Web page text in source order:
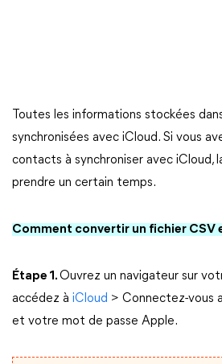
Toutes les informations stockées
synchronisées avec iCloud. Si vous
contacts à synchroniser avec iCloud,
prendre un certain temps.
Comment convertir un fichier CSV
Étape 1.Ouvrez un navigateur sur
accédez à iCloud > Connectez-vous
et votre mot de passe Apple.